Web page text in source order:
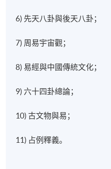
6) 先天八卦與後天八卦；
7) 周易宇宙觀；
8) 易經與中國傳統文化；
9) 六十四卦總論；
10) 古文物與易；
11) 占例釋義。